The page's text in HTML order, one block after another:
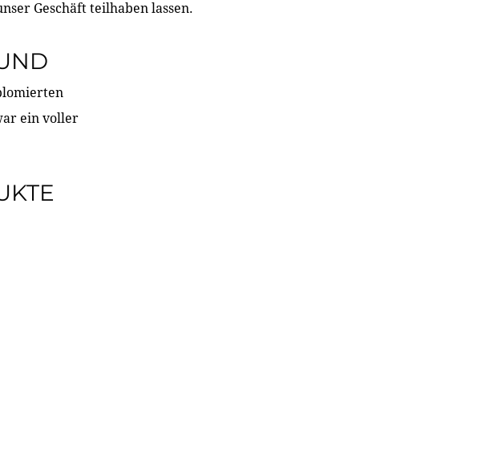
Geschäft teilhaben lassen.
ein voller